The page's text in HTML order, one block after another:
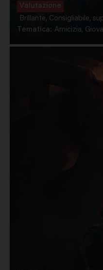
Valutazione
Brillante, Consigliabile,
Tematica: Amicizia,